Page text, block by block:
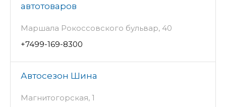
автотоваров
Маршала Рокоссовского бульвар, 40
+7499-169-8300
Автосезон Шина
Магнитогорская, 1